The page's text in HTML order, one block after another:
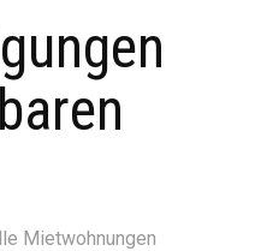
Mietwohnungen